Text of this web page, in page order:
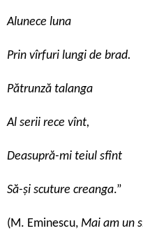
Alunece luna
Prin vîrfuri lungi de brad.
Pătrunză talanga
Al serii rece vînt,
Deasupră-mi teiul sfînt
Să-și scuture creanga.”
(M. Eminescu, Mai am un